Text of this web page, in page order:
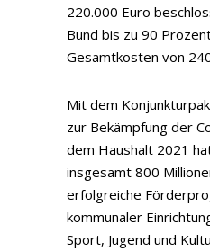
220.000 Euro
Bund bis zu 90
Gesamtkosten von
Mit dem
zur Bekämpfung der
dem Haushalt 2021
insgesamt 800
erfolgreiche
kommunaler
Sport, Jugend und